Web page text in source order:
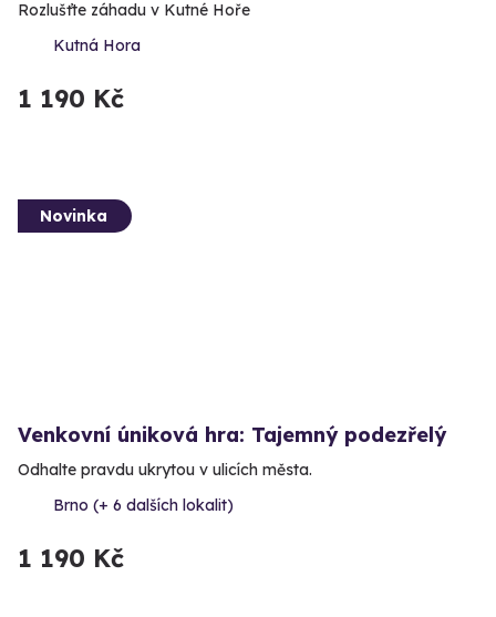
Rozlušťte záhadu v Kutné Hoře
Kutná Hora
1 190 Kč
Novinka
Venkovní úniková hra: Tajemný podezřelý
Odhalte pravdu ukrytou v ulicích města.
Brno (+ 6 dalších lokalit)
1 190 Kč